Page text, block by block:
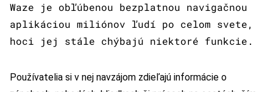
Waze je obľúbenou bezplatnou navigačnou
aplikáciou miliónov ľudí po celom svete,
hoci jej stále chýbajú niektoré funkcie.
Používatelia si v nej navzájom zdieľajú informácie o